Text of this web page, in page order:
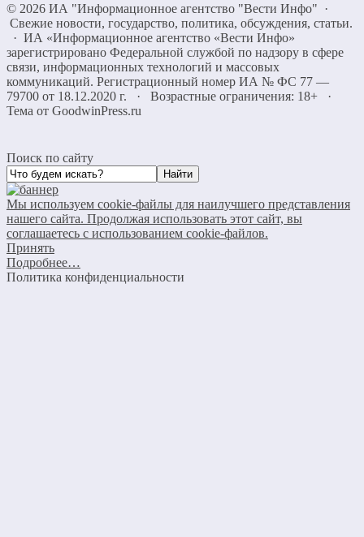
© 2026 ИА "Информационное агентство "Вести Инфо" ·
Свежие новости, государство, политика, обсуждения, статьи.
· ИА «Информационное агентство «Вести Инфо»
зарегистрировано Федеральной службой по надзору в сфере
связи, информационных технологий и массовых
коммуникаций. Регистрационный номер ИА № ФС 77 —
79700 от 18.12.2020 г. · Возрастные ограничения: 18+
·
Тема от GoodwinPress.ru
Поиск по сайту
Мы используем cookie-файлы для наилучшего представления
нашего сайта. Продолжая использовать этот сайт, вы
соглашаетесь с использованием cookie-файлов.
Принять
Подробнее…
Политика конфиденциальности